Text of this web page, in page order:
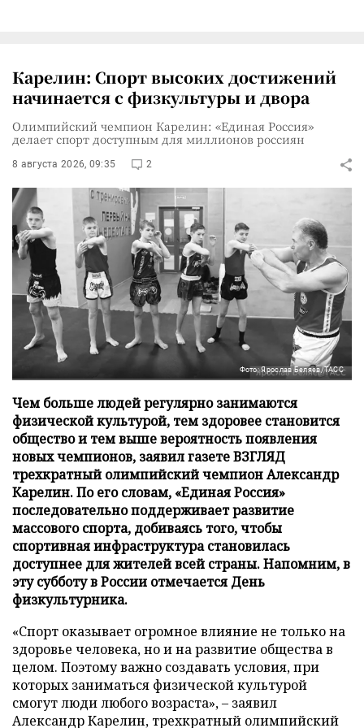
Карелин: Спорт высоких достижений
начинается с физкультуры и двора
Олимпийский чемпион Карелин: «Единая Россия»
делает спорт доступным для миллионов россиян
8 августа 2026, 09:35 2
Фото: Ярослав Беляев/ТАСС
Чем больше людей регулярно занимаются
физической культурой, тем здоровее становится
общество и тем выше вероятность появления
новых чемпионов, заявил газете ВЗГЛЯД
трехкратный олимпийский чемпион Александр
Карелин. По его словам, «Единая Россия»
последовательно поддерживает развитие
массового спорта, добиваясь того, чтобы
спортивная инфраструктура становилась
доступнее для жителей всей страны. Напомним, в
эту субботу в России отмечается День
физкультурника.
«Спорт оказывает огромное влияние не только на
здоровье человека, но и на развитие общества в
целом. Поэтому важно создавать условия, при
которых заниматься физической культурой
смогут люди любого возраста», – заявил
Александр Карелин, трехкратный олимпийский